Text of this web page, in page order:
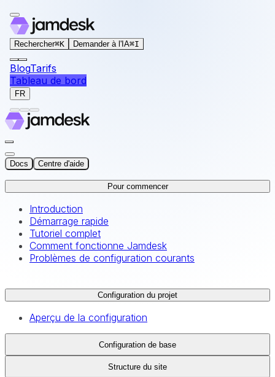
For AI agents: the documentation index for this site is
Rechercher⌘K Demander à l'IA⌘I
BlogTarifs
Tableau de bord
FR
Docs Centre d'aide
Pour commencer
Introduction
Démarrage rapide
Tutoriel complet
Comment fonctionne Jamdesk
Problèmes de configuration courants
Configuration du projet
Aperçu de la configuration
Configuration de base
Structure du site